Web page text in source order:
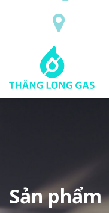
Sản phẩm